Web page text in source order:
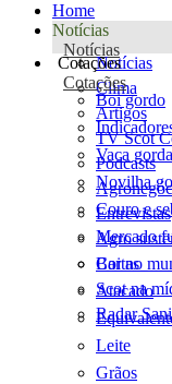
Home
Notícias
Notícias
Notícias
Clima
Artigos
TV Scot
Podcasts
Entrevistas
Agro
Cartas
Scot na
Radar
Cotações
Cotações
Boi gordo
Vaca gorda
Novilha
Couro e
Mercado
Boi no
Atacado
Leite
Grãos